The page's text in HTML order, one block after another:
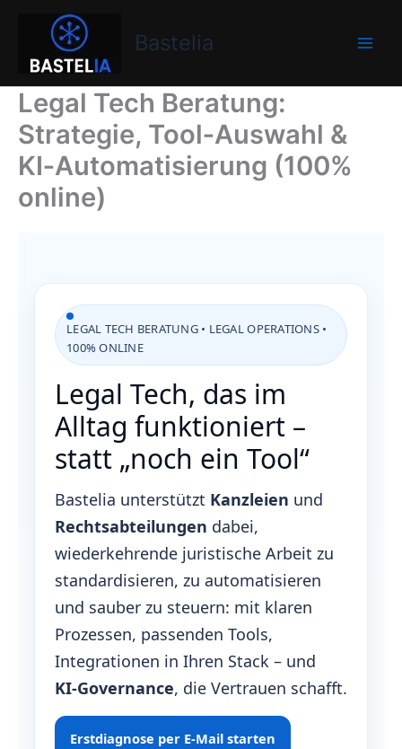
Bastelia
Bastelia
Legal Tech Beratung:
Strategie, Tool‑Auswahl &
KI‑Automatisierung (100%
online)
LEGAL TECH BERATUNG • LEGAL OPERATIONS •
100% ONLINE
Legal Tech, das im
Alltag funktioniert –
statt „noch ein Tool“
Bastelia unterstützt Kanzleien und
Rechtsabteilungen dabei,
wiederkehrende juristische Arbeit zu
standardisieren, zu automatisieren
und sauber zu steuern: mit klaren
Prozessen, passenden Tools,
Integrationen in Ihren Stack – und
KI‑Governance, die Vertrauen schafft.
Erstdiagnose per E‑Mail starten